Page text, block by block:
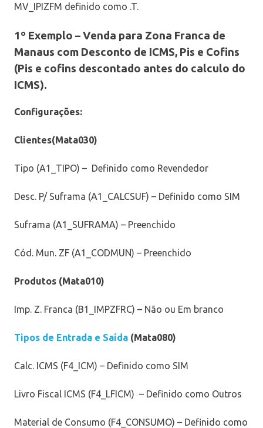
MV_IPIZFM definido como .T.
1º Exemplo –Venda para Zona Franca de
Manaus com Desconto de ICMS, Pis e Cofins
(Pis e cofins descontado antes do calculo do
ICMS).
Configurações:
Clientes(Mata030)
Tipo (A1_TIPO) – Definido como Revendedor
Desc. P/ Suframa (A1_CALCSUF) – Definido como SIM
Suframa (A1_SUFRAMA) – Preenchido
Cód. Mun. ZF (A1_CODMUN) – Preenchido
Produtos (Mata010)
Imp. Z. Franca (B1_IMPZFRC) – Não ou Em branco
Tipos de Entrada e Saída (Mata080)
Calc. ICMS (F4_ICM) – Definido como SIM
Livro Fiscal ICMS (F4_LFICM) – Definido como Outros
Material de Consumo (F4_CONSUMO) – Definido como